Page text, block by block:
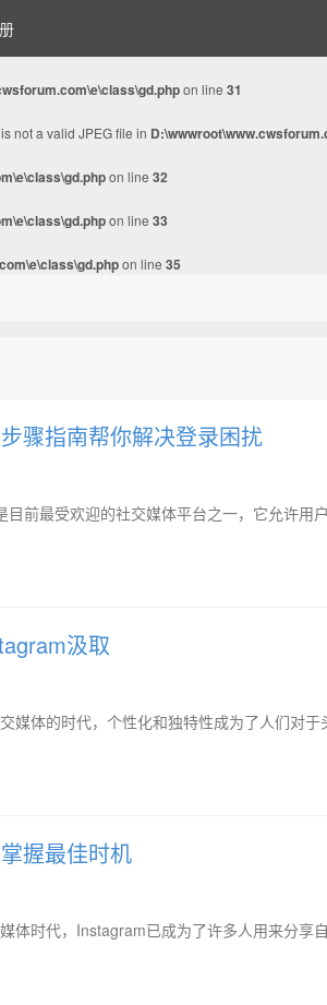
on line 31
not a valid JPEG file in
on line 32
on line 33
on line 35
骤指南帮你解决登录困扰
前最受欢迎的社交媒体平台之一，它允许用
汲取
媒体的时代，个性化和独特性成为了人们对于
握最佳时机
体时代，Instagram已成为了许多人用来分享